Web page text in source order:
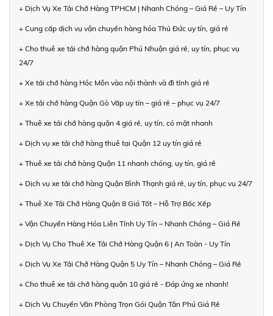
+ Dịch Vụ Xe Tải Chở Hàng TPHCM | Nhanh Chóng – Giá Rẻ – Uy Tín
+ Cung cấp dịch vụ vận chuyển hàng hóa Thủ Đức uy tín, giá rẻ
+ Cho thuê xe tải chở hàng quận Phú Nhuận giá rẻ, uy tín, phục vụ
24/7
+ Xe tải chở hàng Hóc Môn vào nội thành và đi tỉnh giá rẻ
+ Xe tải chở hàng Quận Gò Vấp uy tín – giá rẻ – phục vụ 24/7
+ Thuê xe tải chở hàng quận 4 giá rẻ, uy tín, có mặt nhanh
+ Dịch vụ xe tải chở hàng thuê tại Quận 12 uy tín giá rẻ
+ Thuê xe tải chở hàng Quận 11 nhanh chóng, uy tín, giá rẻ
+ Dịch vụ xe tải chở hàng Quận Bình Thạnh giá rẻ, uy tín, phục vụ 24/7
+ Thuê Xe Tải Chở Hàng Quận 8 Giá Tốt – Hỗ Trợ Bốc Xếp
+ Vận Chuyển Hàng Hóa Liên Tỉnh Uy Tín – Nhanh Chóng – Giá Rẻ
+ Dịch Vụ Cho Thuê Xe Tải Chở Hàng Quận 6 | An Toàn - Uy Tín
+ Dịch Vụ Xe Tải Chở Hàng Quận 5 Uy Tín – Nhanh Chóng – Giá Rẻ
+ Cho thuê xe tải chở hàng quận 10 giá rẻ - Đáp ứng xe nhanh!
+ Dịch Vụ Chuyển Văn Phòng Trọn Gói Quận Tân Phú Giá Rẻ